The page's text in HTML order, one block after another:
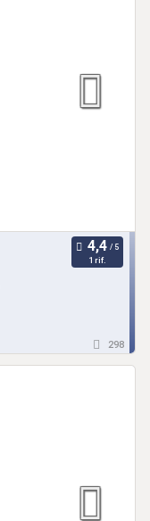
1 rif.
298